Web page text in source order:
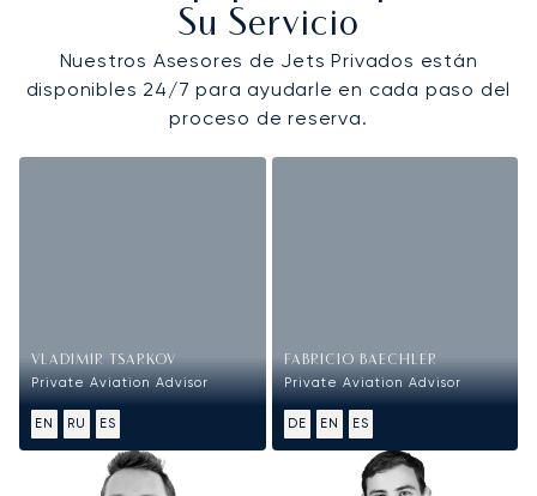
Su Servicio
Nuestros Asesores de Jets Privados están
disponibles 24/7 para ayudarle en cada paso del
proceso de reserva.
VLADIMIR TSARKOV
Private Aviation Advisor
EN RU ES
FABRICIO BAECHLER
Private Aviation Advisor
DE EN ES